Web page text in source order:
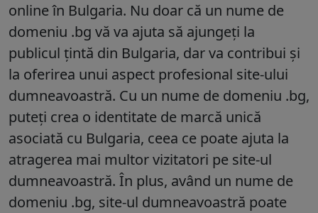
online în Bulgaria. Nu doar că un nume de
domeniu .bg vă va ajuta să ajungeți la
publicul țintă din Bulgaria, dar va contribui și
la oferirea unui aspect profesional site-ului
dumneavoastră. Cu un nume de domeniu .bg,
puteți crea o identitate de marcă unică
asociată cu Bulgaria, ceea ce poate ajuta la
atragerea mai multor vizitatori pe site-ul
dumneavoastră. În plus, având un nume de
domeniu .bg, site-ul dumneavoastră poate